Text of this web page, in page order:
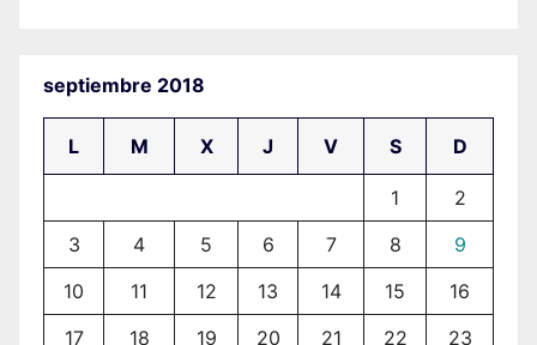
septiembre 2018
L M X J V S D
1
2
3
4 5 6 7 8
9
10
11 12 13 14 15
16
17
18 19 20 21 22 23